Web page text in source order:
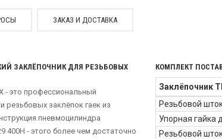
ЗАКАЗ И ДОСТАВКА
ЗАКЛЁПОЧНИК ДЛЯ РЕЗЬБОВЫХ
- это профессиональный
резьбовых заклёпок гаек из
пневмоцилиндра
400Н - этого более чем достаточно
КОМПЛЕКТ
Заклёпочник
Резьбовой
Упорная гайка
Резьбовой